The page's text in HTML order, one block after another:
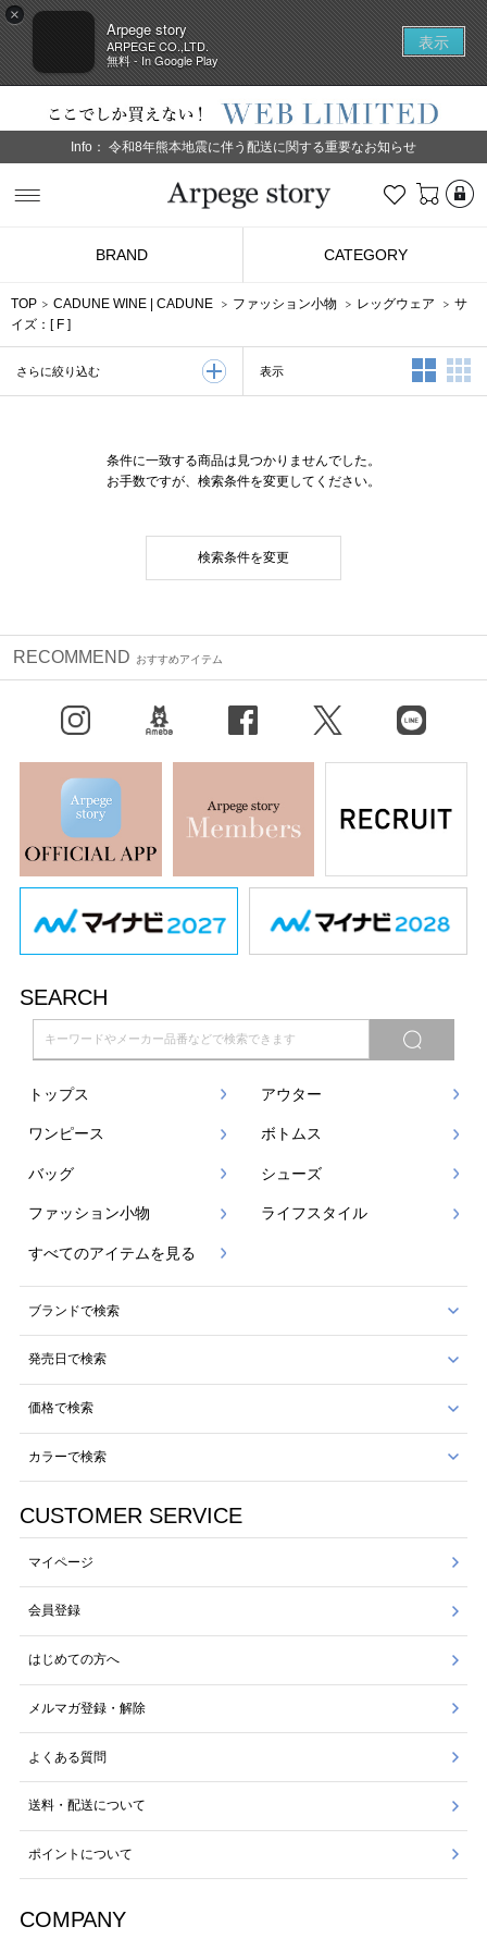
×
Arpege story
ARPEGE CO.,LTD.
無料 - In Google Play
表示
Info： 令和8年熊本地震に伴う配送に関する重要なお知らせ
お気に入り
BRAND CATEGORY
TOP CADUNE WINE CADUNE ファッション小物 レッグウェア
サ
イズ：[ F ]
さらに絞り込む 表示 2列表示
条件に一致する商品は見つかりませんでした。
お手数ですが、検索条件を変更してください。
検索条件を変更
RECOMMEND おすすめアイテム
X（旧Twitter） LINE
SEARCH
トップス アウター
ワンピース ボトムス
バッグ シューズ
ファッション小物 ライフスタイル
すべてのアイテムを見る
ブランドで検索
発売日で検索
価格で検索
カラーで検索
CUSTOMER SERVICE
マイページ
会員登録
はじめての方へ
メルマガ登録・解除
よくある質問
送料・配送について
ポイントについて
COMPANY